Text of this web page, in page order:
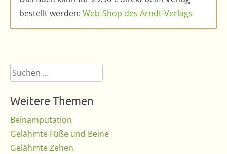
bestellt werden: Web-Shop des Arndt-Verlags
Suchen
nach:
Weitere Themen
Beinamputation
Gelähmte Füße und Beine
Gelähmte Zehen